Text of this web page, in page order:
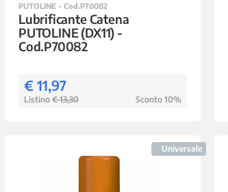
PUTOLINE - Cod.P70082
Lubrificante Catena
PUTOLINE (DX11) -
Cod.P70082
€ 11,97
Listino € 13,30 Sconto 10%
Universale